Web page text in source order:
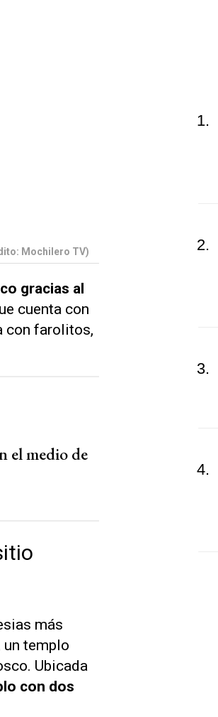
Mochilero TV)
gracias al
cuenta con
con farolitos,
el medio de
más
un templo
Ubicada
con dos
1.
2.
3.
4.